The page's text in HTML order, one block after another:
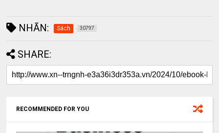
NHÃN: Sách 30797
SHARE:
RECOMMENDED FOR YOU